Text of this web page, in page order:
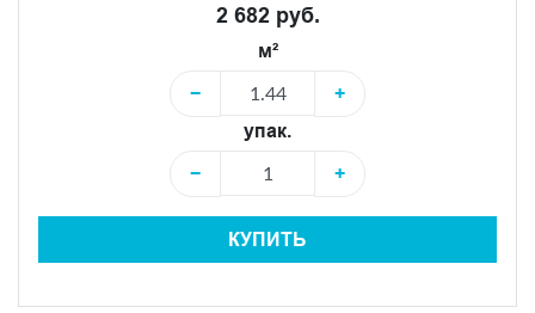
2 682 руб.
м²
−
+
упак.
−
+
КУПИТЬ